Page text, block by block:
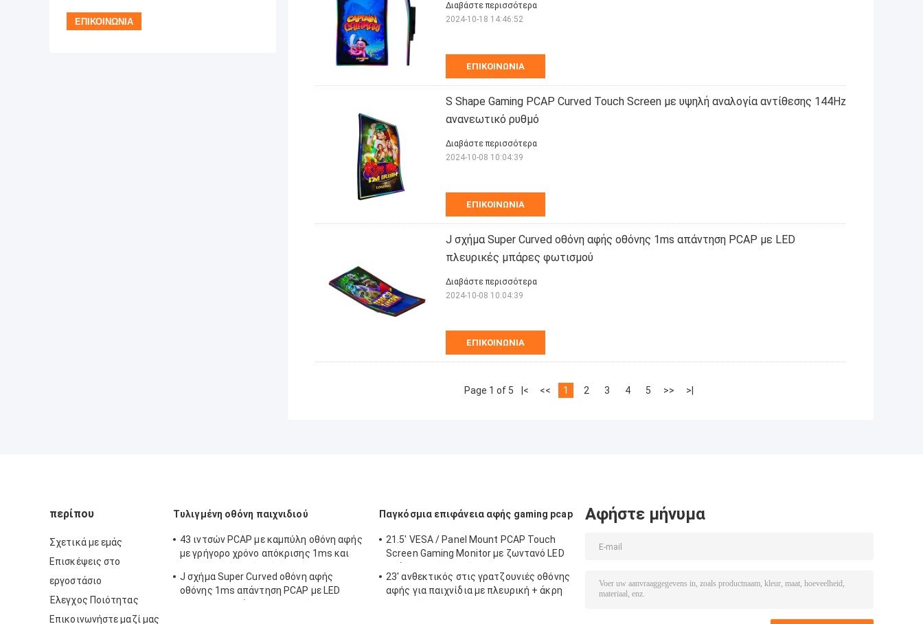
ΕΠΙΚΟΙΝΩΝΊΑ
Διαβάστε περισσότερα
2024-10-18 14:46:52
S Shape Gaming PCAP Curved Touch Screen με υψηλή αναλογία αντίθεσης 144Hz
ανανεωτικό ρυθμό
ΕΠΙΚΟΙΝΩΝΊΑ
Διαβάστε περισσότερα
2024-10-08 10:04:39
J σχήμα Super Curved οθόνη αφής οθόνης 1ms απάντηση PCAP με LED
πλευρικές μπάρες φωτισμού
ΕΠΙΚΟΙΝΩΝΊΑ
Διαβάστε περισσότερα
2024-10-08 10:04:39
Page 1 of 5 |< << 1 2 3 4 5 >> >|
περίπου
Σχετικά με εμάς
Επισκέψεις στο
εργοστάσιο
Έλεγχος Ποιότητας
Επικοινωνήστε μαζί μας
Τυλιγμένη οθόνη παιχνιδιού
43 ιντσών PCAP με καμπύλη οθόνη αφής
με γρήγορο χρόνο απόκρισης 1ms και
J σχήμα Super Curved οθόνη αφής
οθόνης 1ms απάντηση PCAP με LED
Παγκόσμια επιφάνεια αφής gaming pcap
21.5' VESA / Panel Mount PCAP Touch
Screen Gaming Monitor με ζωντανό LED
23' ανθεκτικός στις γρατζουνιές οθόνης
αφής για παιχνίδια με πλευρική + άκρη
Αφήστε μήνυμα